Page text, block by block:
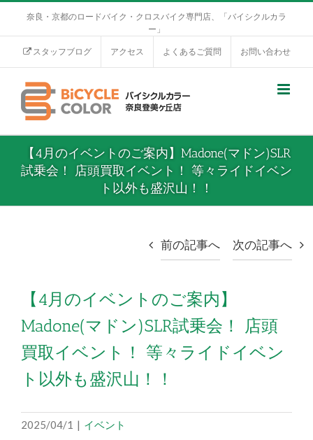
奈良・京都のロードバイク・クロスバイク専門店、「バイシクルカラ
ー」
スタッフブログ アクセス よくあるご質問 お問い合わせ
【4月のイベントのご案内】Madone(マドン)SLR
試乗会！ 店頭買取イベント！ 等々ライドイベン
ト以外も盛沢山！！
前の記事へ 次の記事へ
【4月のイベントのご案内】
Madone(マドン)SLR試乗会！ 店頭
買取イベント！ 等々ライドイベン
ト以外も盛沢山！！
2025/04/1 | イベント